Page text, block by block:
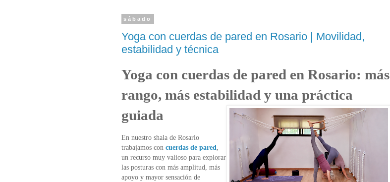
sábado
Yoga con cuerdas de pared en Rosario | Movilidad,
estabilidad y técnica
Yoga con cuerdas de pared en Rosario: más
rango, más estabilidad y una práctica
guiada
En nuestro shala de Rosario
trabajamos con cuerdas de pared,
un recurso muy valioso para explorar
las posturas con más amplitud, más
apoyo y mayor sensación de